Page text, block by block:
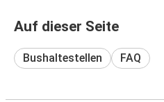
Auf dieser Seite
Bushaltestellen FAQ